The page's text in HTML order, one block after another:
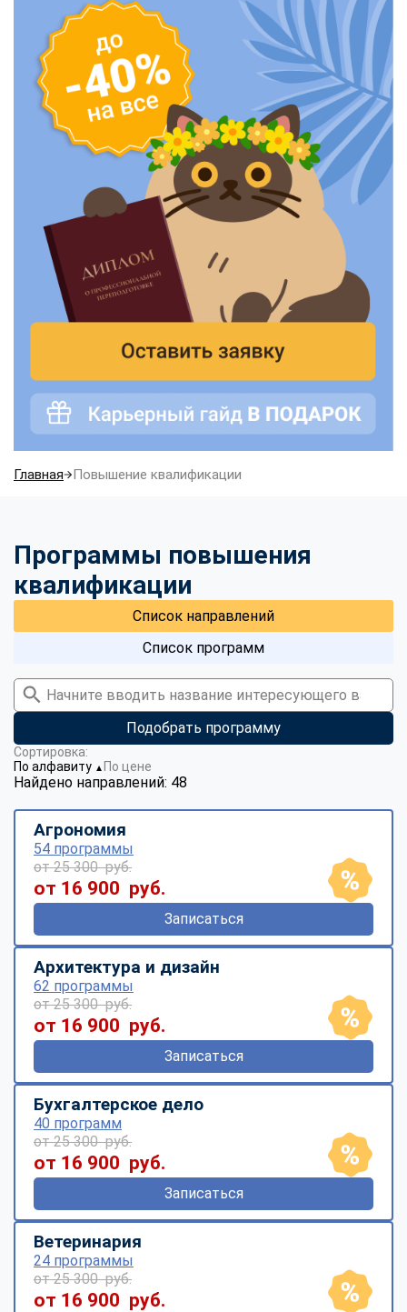
Главная Повышение квалификации
Программы повышения
квалификации
Список направлений
Список программ
Подобрать программу
Найдено направлений: 48
Сортировка:
По алфавиту ▼ По цене
Агрономия
54 программы
от 25 300 руб.
от 16 900 руб.
Записаться
Архитектура и дизайн
62 программы
от 25 300 руб.
от 16 900 руб.
Записаться
Бухгалтерское дело
40 программ
от 25 300 руб.
от 16 900 руб.
Записаться
Ветеринария
24 программы
от 25 300 руб.
от 16 900 руб.